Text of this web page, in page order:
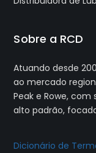
Sobre a RCD
Atuando desde
ao mercado
Peak eRowe, com
alto padrão,
Dicionário de